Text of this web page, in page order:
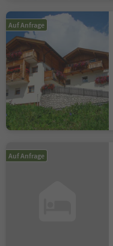
Auf Anfrage
Auf Anfrage